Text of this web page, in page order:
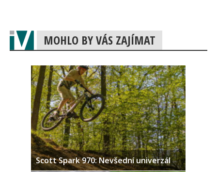
MOHLO BY VÁS ZAJÍMAT
Scott Spark 970: Nevšední univerzál